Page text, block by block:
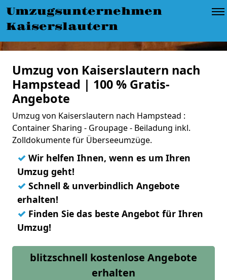
Umzugsunternehmen
Kaiserslautern
Umzug von Kaiserslautern nach
Hampstead | 100 % Gratis-
Angebote
Umzug von Kaiserslautern nach Hampstead :
Container Sharing - Groupage - Beiladung inkl.
Zolldokumente für Überseeumzüge.
✓ Wir helfen Ihnen, wenn es um Ihren
Umzug geht!
✓ Schnell & unverbindlich Angebote
erhalten!
✓ Finden Sie das beste Angebot für Ihren
Umzug!
blitzschnell kostenlose Angebote
erhalten